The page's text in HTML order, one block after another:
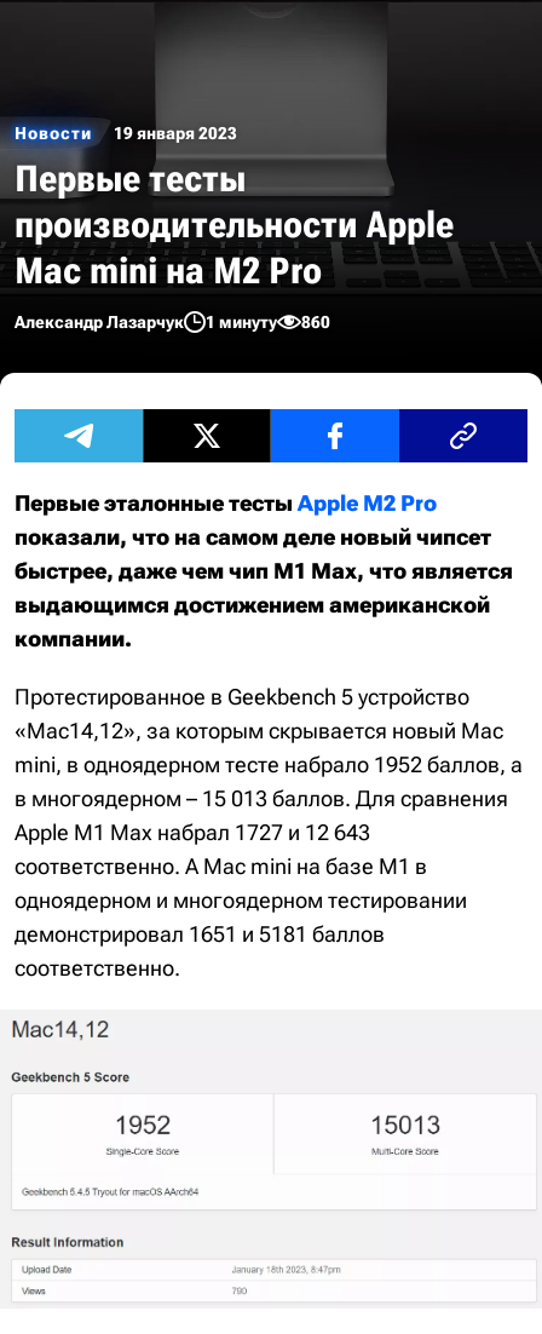
Новости 19 января 2023
Первые тесты
производительности Apple
Mac mini на M2 Pro
Александр Лазарчук 1 минуту 860
Первые эталонные тесты Apple M2 Pro
показали, что на самом деле новый чипсет
быстрее, даже чем чип M1 Max, что является
выдающимся достижением американской
компании.
Протестированное в Geekbench 5 устройство
«Mac14,12», за которым скрывается новый Mac
mini, в одноядерном тесте набрало 1952 баллов, а
в многоядерном – 15 013 баллов. Для сравнения
Apple M1 Max набрал 1727 и 12 643
соответственно. А Mac mini на базе M1 в
одноядерном и многоядерном тестировании
демонстрировал 1651 и 5181 баллов
соответственно.